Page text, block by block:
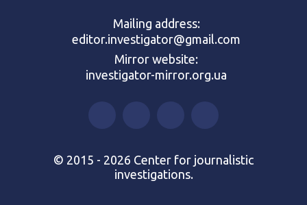
Mailing address:
editor.investigator@gmail.com
Mirror website:
investigator-mirror.org.ua
© 2015 - 2026 Center for journalistic
investigations.